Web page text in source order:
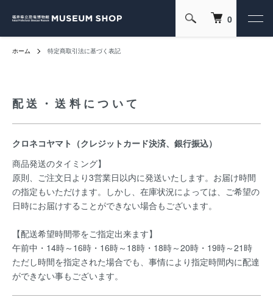
0
ホーム 特定商取引法に基づく表記
配送・送料について
クロネコヤマト（クレジットカード決済、銀行振込）
商品発送のタイミング】
原則、ご注文日より3営業日以内に発送いたします。お届け時間
の指定もいただけます。しかし、在庫状況によっては、ご希望の
日時にお届けすることができない場合もございます。
【配送希望時間帯をご指定出来ます】
午前中・14時～16時・16時～18時・18時～20時・19時～21時
ただし時間を指定された場合でも、事情により指定時間内に配達
ができない事もございます。